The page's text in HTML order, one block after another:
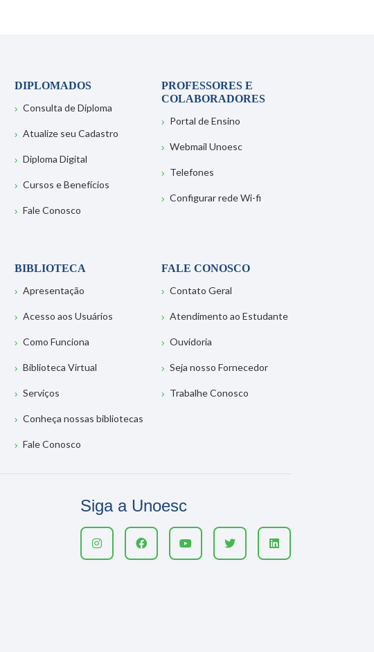
DIPLOMADOS
Consulta de Diploma
Atualize seu Cadastro
Diploma Digital
Cursos e Benefícios
Fale Conosco
PROFESSORES E
COLABORADORES
Portal de Ensino
Webmail Unoesc
Telefones
Configurar rede Wi-fi
BIBLIOTECA
Apresentação
Acesso aos Usuários
Como Funciona
Biblioteca Virtual
Serviços
Conheça nossas bibliotecas
Fale Conosco
FALE CONOSCO
Contato Geral
Atendimento ao Estudante
Ouvidoria
Seja nosso Fornecedor
Trabalhe Conosco
Siga a Unoesc